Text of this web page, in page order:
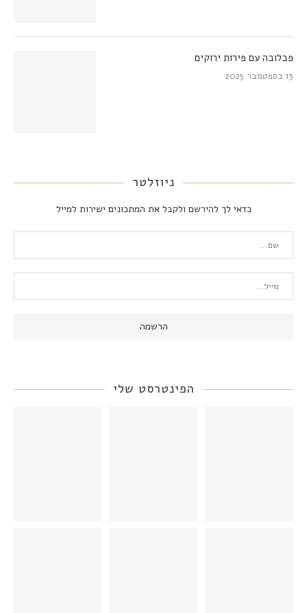
פבלובה עם פירות ירוקים
13 בספטמבר 2025
ניוזלטר
כדאי לך להירשם ולקבל את המתכונים ישירות למייל
הפינטרסט שלי